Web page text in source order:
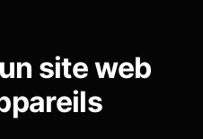
site web